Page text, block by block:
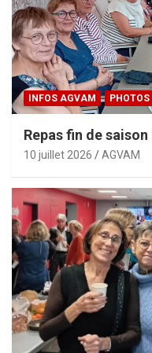
INFOS AGVAM PHOTOS
Repas fin de
10 juillet 2026 AGVAM